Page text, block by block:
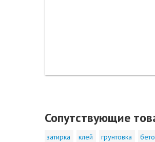
Сопутствующие
затирка клей грунтовка